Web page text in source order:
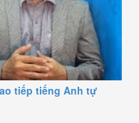
tiếp tiếng Anh tự